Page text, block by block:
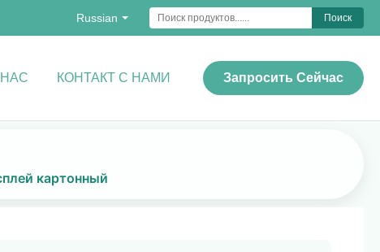
Russian Поиск
КОНТАКТ С НАМИ Запросить Сейчас
картонный